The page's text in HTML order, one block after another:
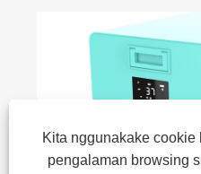
Kita nggunakake cookie
pengalaman browsing